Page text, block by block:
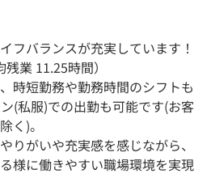
フバランスが充実しています！
業 11.25時間）
時短勤務や勤務時間のシフトも
(私服)での出勤も可能です(お客
く)。
りがいや充実感を感じながら、
様に働きやすい職場環境を実現